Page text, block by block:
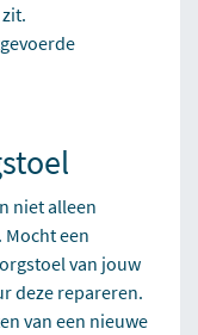
niet alleen
een
van jouw
deze repareren.
van een nieuwe